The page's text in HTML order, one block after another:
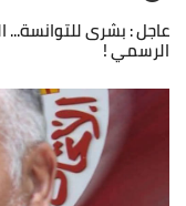
عاجل : بشرى للتوانسة...
الرسمي !